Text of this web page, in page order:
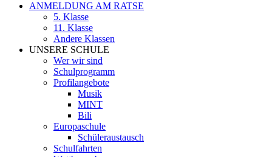
ANMELDUNG AM RATSE
5. Klasse
11. Klasse
Andere Klassen
UNSERE SCHULE
Wer wir sind
Schulprogramm
Profilangebote
Musik
MINT
Bili
Europaschule
Schüleraustausch
Schulfahrten